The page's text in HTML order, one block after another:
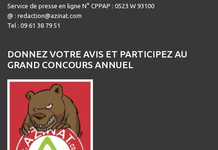
Service de presse en ligne N° CPPAP : 0523 W 93100
@ : redaction@azinat.com
Tel : 09 61 38 79 51
DONNEZ VOTRE AVIS ET PARTICIPEZ AU
GRAND CONCOURS ANNUEL